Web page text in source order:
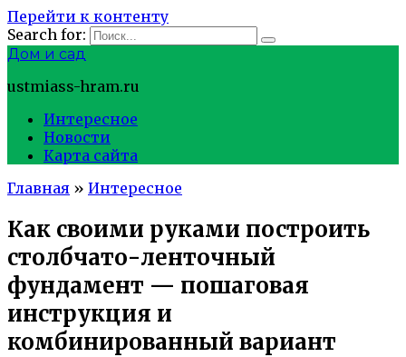
Перейти к контенту
Search for:
Дом и сад
ustmiass-hram.ru
Интересное
Новости
Карта сайта
Главная » Интересное
Как своими руками построить
столбчато-ленточный
фундамент — пошаговая
инструкция и
комбинированный вариант